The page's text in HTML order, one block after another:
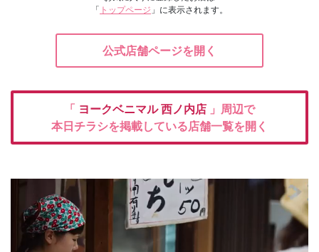
「 トップページ 」に表示されます。
公式店舗ページを開く
「 ヨークベニマル西ノ内店 」周辺で
本日チラシを掲載している店舗一覧を開く